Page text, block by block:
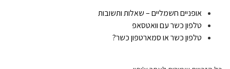
אופניים חשמליים – שאלות ותשובות
טלפון כשר עם וואטסאפ
טלפון כשר או סמארטפון כשר?